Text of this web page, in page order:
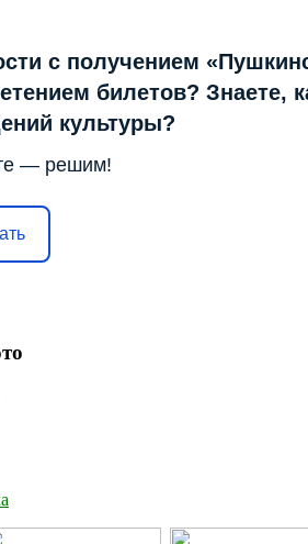
с получением
билетов? Знаете,
культуры?
— решим!